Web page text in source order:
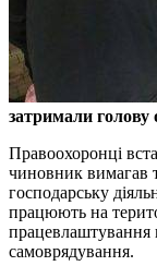
затримали голову
Правоохоронці
чиновник вимагав
господарську
працюють на
працевлаштування
самоврядування.